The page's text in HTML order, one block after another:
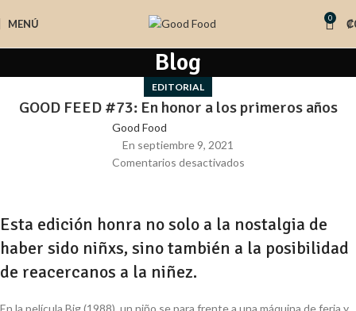
MENÚ 0 ₡
Blog
EDITORIAL
GOOD FEED #73: En honor a los primeros años
Good Food
En septiembre 9, 2021
Comentarios desactivados
Esta edición honra no solo a la nostalgia de
haber sido niñxs, sino también a la posibilidad
de reacercanos a la niñez.
En la película Big (1988), un niño se para frente a una máquina de feria y